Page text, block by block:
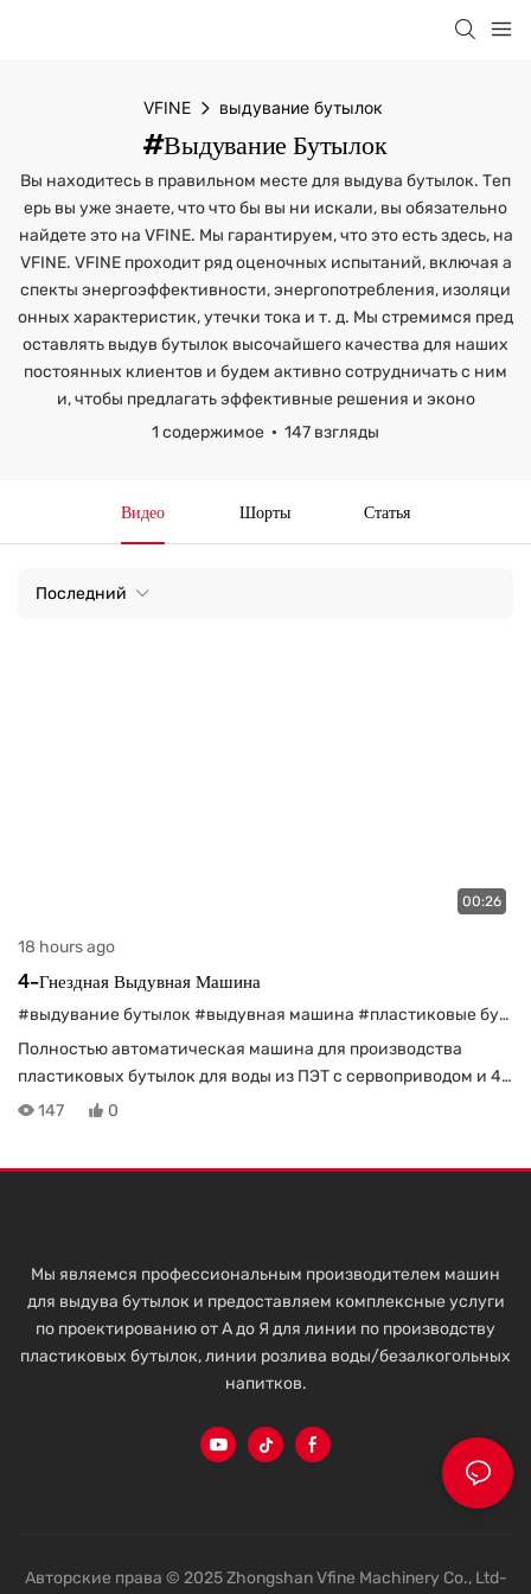
VFINE выдувание бутылок
#выдувание Бутылок
Вы находитесь в правильном месте для выдува бутылок. Теп
ерь вы уже знаете, что что бы вы ни искали, вы обязательно
найдете это на VFINE. Мы гарантируем, что это есть здесь, на
VFINE. VFINE проходит ряд оценочных испытаний, включая а
спекты энергоэффективности, энергопотребления, изоляци
онных характеристик, утечки тока и т. д. Мы стремимся пред
оставлять выдув бутылок высочайшего качества для наших
постоянных клиентов и будем активно сотрудничать с ним
и, чтобы предлагать эффективные решения и эконо
1 содержимое
147 взгляды
Видео Шорты Статья
Последний
00:26
18 hours ago
4-Гнездная Выдувная Машина
#выдувание бутылок #выдувная машина #пластиковые бутылки
Полностью автоматическая машина для производства
пластиковых бутылок для воды из ПЭТ с сервоприводом и 4
гнездами, производительность 6000 бутылок в час.
147 0
Мы являемся профессиональным производителем машин
для выдува бутылок и предоставляем комплексные услуги
по проектированию от А до Я для линии по производству
пластиковых бутылок, линии розлива воды/безалкогольных
напитков.
Авторские права © 2025 Zhongshan Vfine Machinery Co., Ltd-